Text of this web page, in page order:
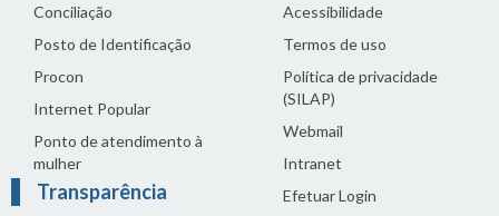
Conciliação
Posto de Identificação
Procon
Internet Popular
Ponto de atendimento à
mulher
Transparência
Acessibilidade
Termos de uso
Política de privacidade
(SILAP)
Webmail
Intranet
Efetuar Login